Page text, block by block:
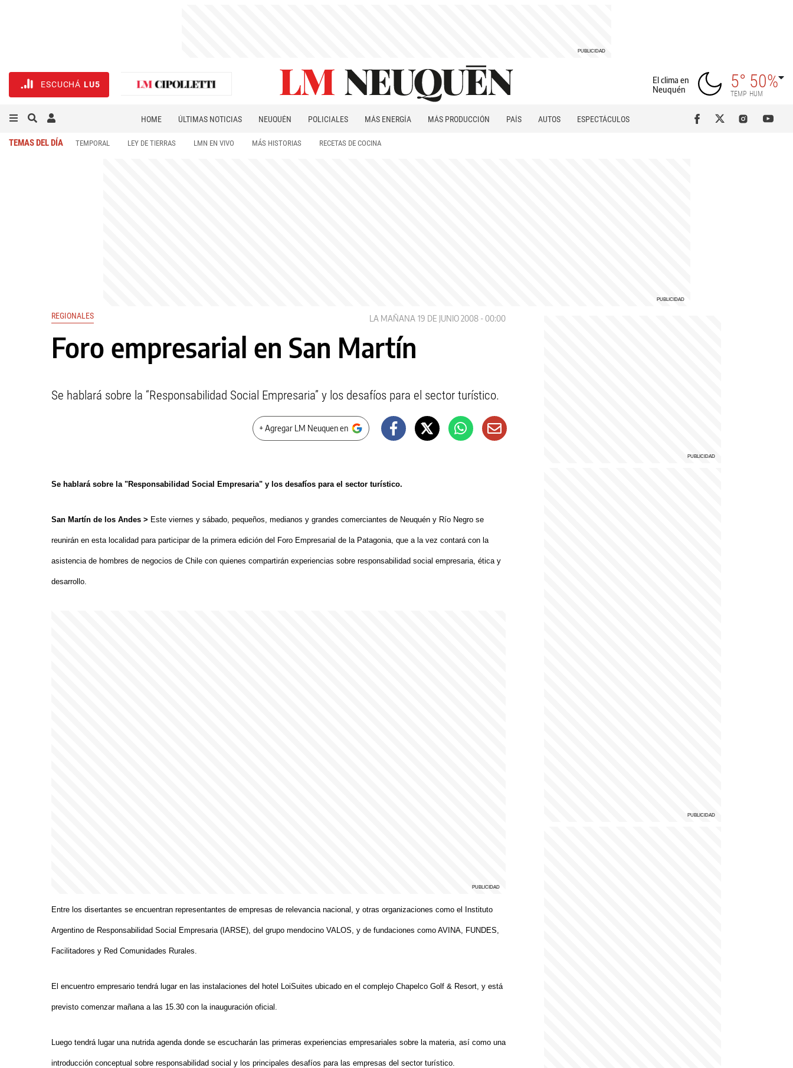
ESCUCHÁ LU5
El clima en
Neuquén
5°
TEMP
50%
HUM
HOME ÚLTIMAS NOTICIAS NEUQUÉN POLICIALES MÁS ENERGÍA MÁS PRODUCCIÓN PAÍS AUTOS
ESPECTÁCULOS
TEMAS DEL DÍA TEMPORAL LEY DE TIERRAS LMN EN VIVO MÁS HISTORIAS RECETAS DE COCINA
REGIONALES LA MAÑANA 19 DE JUNIO 2008 - 00:00
Foro empresarial en San Martín
Se hablará sobre la “Responsabilidad Social Empresaria” y los desafíos para el sector turístico.
+ Agregar LM Neuquen en
Se hablará sobre la "Responsabilidad Social Empresaria" y los desafíos para el sector turístico.
San Martín de los Andes > Este viernes y sábado, pequeños, medianos y grandes comerciantes de Neuquén y Río Negro se
reunirán en esta localidad para participar de la primera edición del Foro Empresarial de la Patagonia, que a la vez contará con la
asistencia de hombres de negocios de Chile con quienes compartirán experiencias sobre responsabilidad social empresaria, ética y
desarrollo.
Entre los disertantes se encuentran representantes de empresas de relevancia nacional, y otras organizaciones como el Instituto
Argentino de Responsabilidad Social Empresaria (IARSE), del grupo mendocino VALOS, y de fundaciones como AVINA, FUNDES,
Facilitadores y Red Comunidades Rurales.
El encuentro empresario tendrá lugar en las instalaciones del hotel LoiSuites ubicado en el complejo Chapelco Golf & Resort, y está
previsto comenzar mañana a las 15.30 con la inauguración oficial.
Luego tendrá lugar una nutrida agenda donde se escucharán las primeras experiencias empresariales sobre la materia, así como una
introducción conceptual sobre responsabilidad social y los principales desafíos para las empresas del sector turístico.